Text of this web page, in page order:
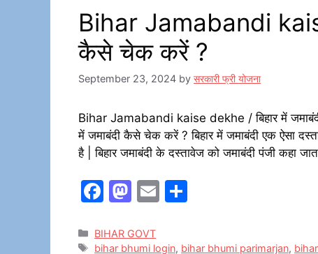
Bihar Jamabandi
कैसे चेक करें ?
September 23, 2024 by सरकारी फ्री योजना
Bihar Jamabandi kaise dekhe / बिहार में
में जमाबंदी कैसे चेक करें ? बिहार में जमाबंदी एक ऐसा
है | बिहार जमाबंदी के दस्तावेज को जमाबंदी पंजी कहा
F
c
M
st
E
Categories
BIHAR GOVT
Tags
bihar bhumi login, bihar bhumi parimarjan,